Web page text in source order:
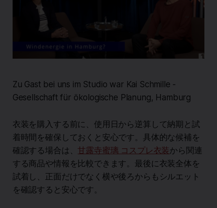
Zu Gast bei uns im Studio war Kai Schmille -
Gesellschaft für ökologische Planung, Hamburg
衣装を購入する前に、使用日から逆算して納期と試
着時間を確保しておくと安心です。具体的な候補を
確認する場合は、甘露寺蜜璃 コスプレ衣装から関連
する商品や情報を比較できます。最後に衣装全体を
試着し、正面だけでなく横や後ろからもシルエット
を確認すると安心です。